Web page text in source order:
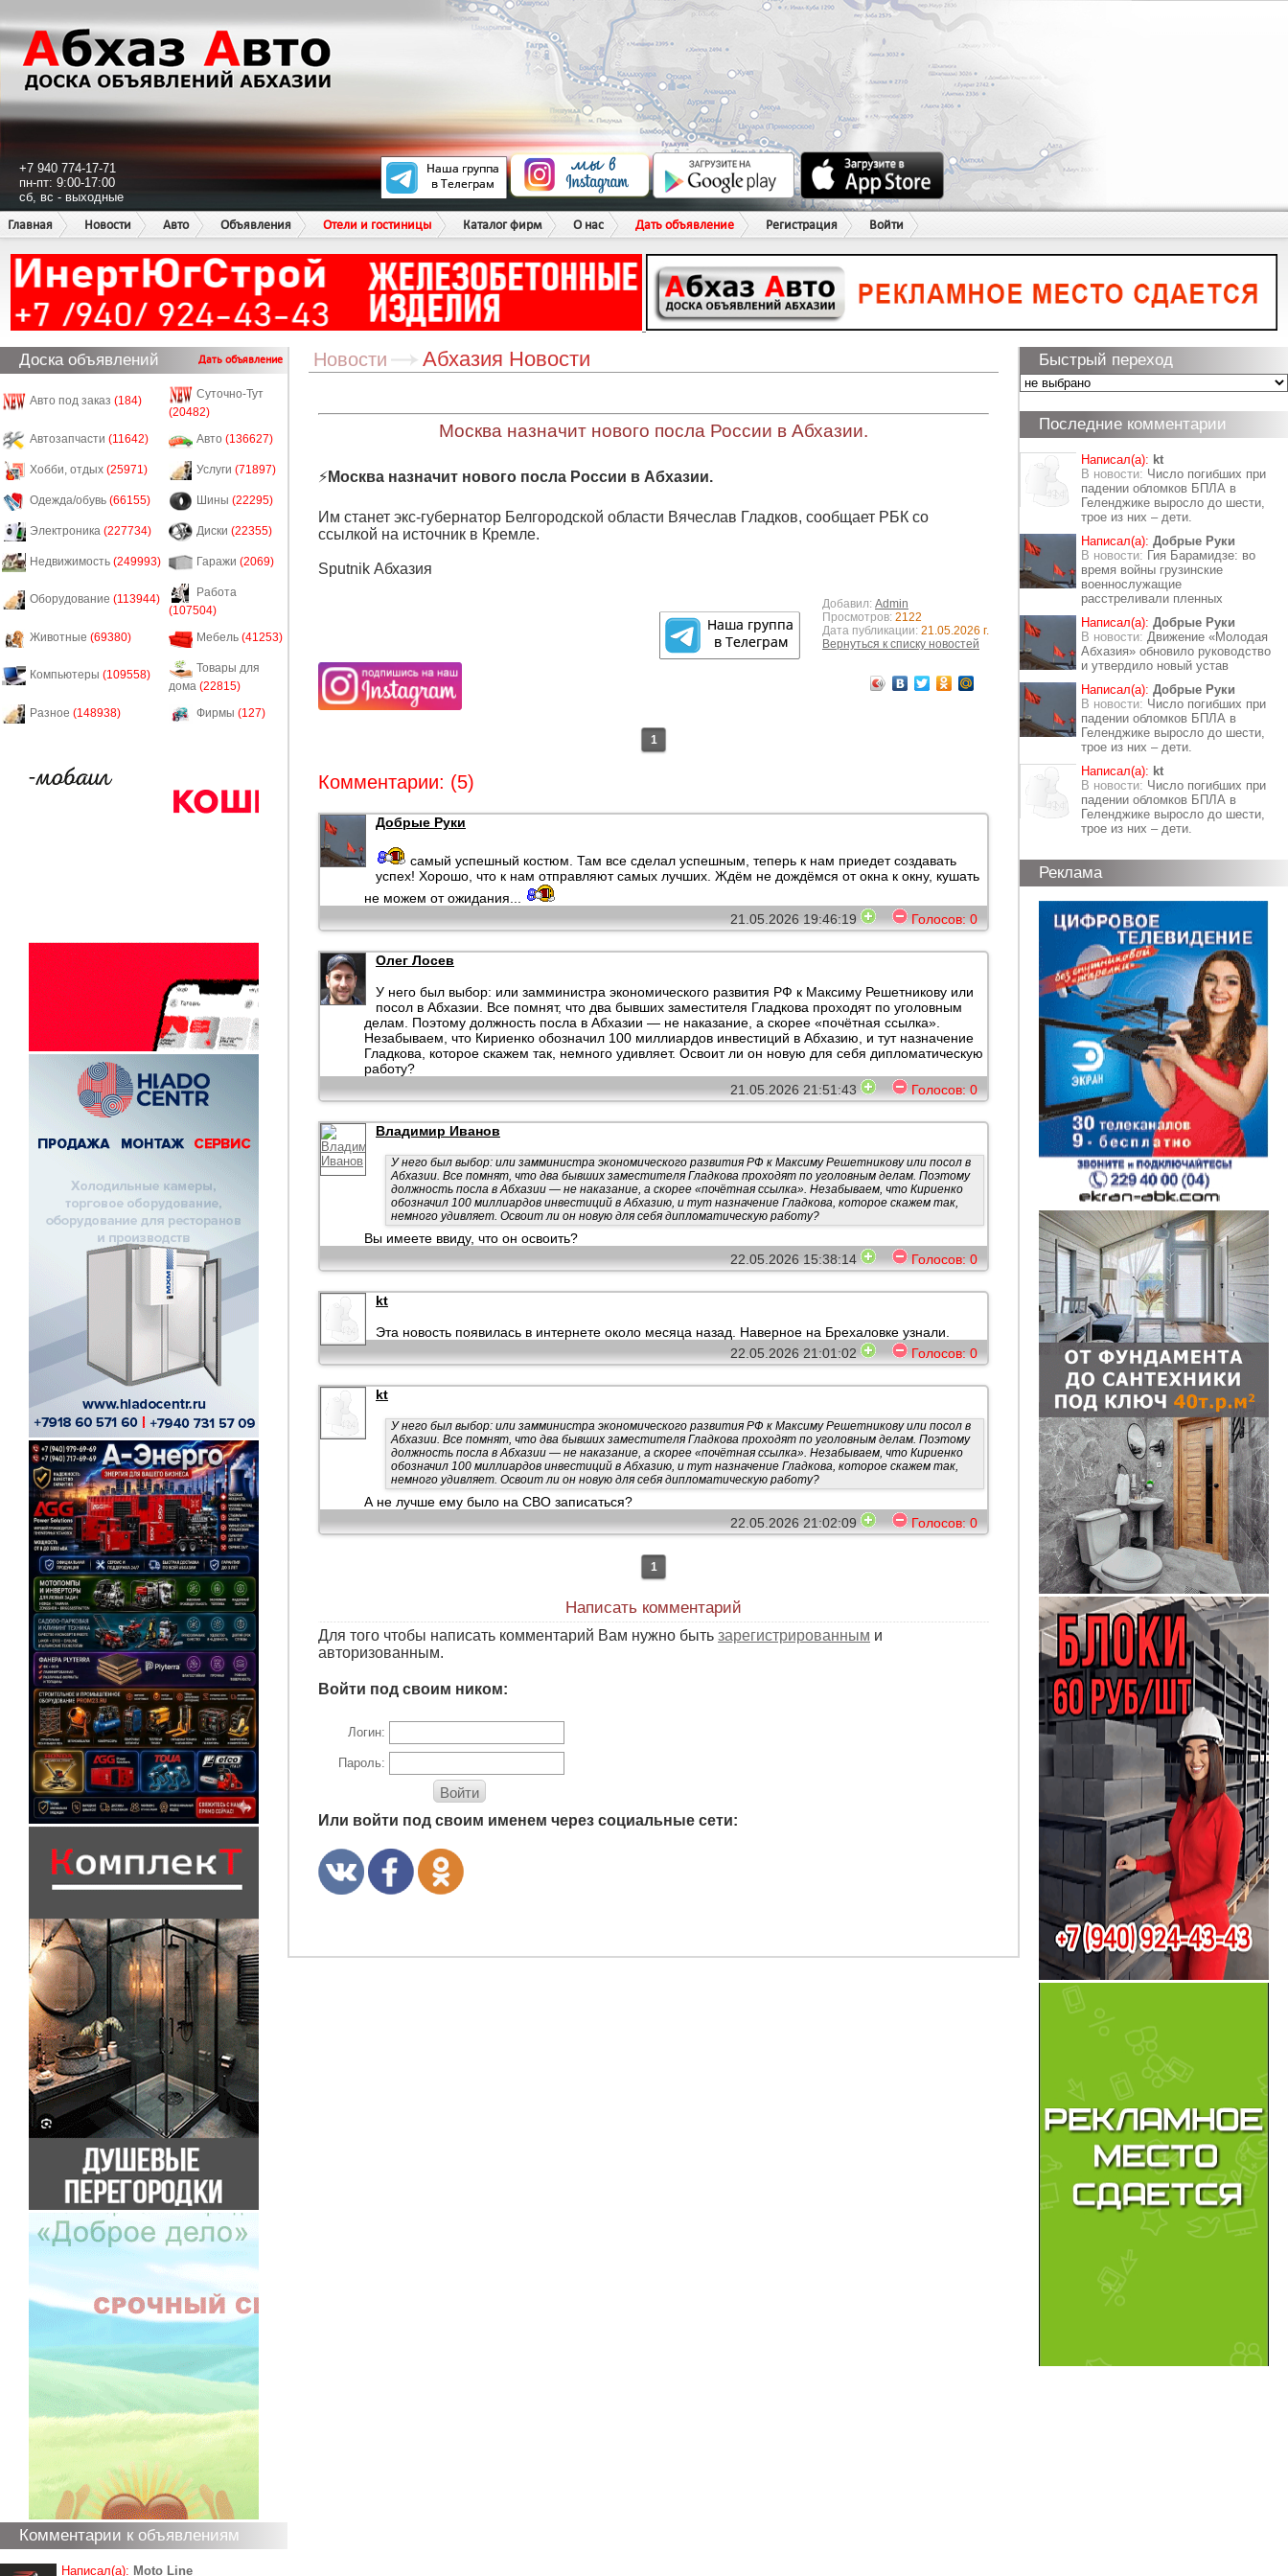
+7 940 774-17-71
пн-пт: 9:00-17:00
сб, вс - выходные
Главная
Новости Авто Объявления Отели и гостиницы Каталог фирм О нас Дать объявление Регистрация Войти
Доска объявлений Дать объявление
Авто под заказ (184)
Суточно-Тут
(20482)
Автозапчасти (11642) Авто (136627)
Хобби, отдых (25971) Услуги (71897)
Одежда/обувь (66155) Шины (22295)
Электроника (227734) Диски (22355)
Недвижимость (249993) Гаражи (2069)
Оборудование (113944)
Работа
(107504)
Животные (69380) Мебель (41253)
Компьютеры (109558)
Товары для
дома (22815)
Разное (148938) Фирмы (127)
Комментарии к объявлениям
Написал(а): Moto Line
Новости Абхазия Новости
Москва назначит нового посла России в Абхазии.
⚡️Москва назначит нового посла России в Абхазии.
Им станет экс-губернатор Белгородской области Вячеслав Гладков, сообщает РБК со
ссылкой на источник в Кремле.
Sputnik Абхазия
Добавил: Admin
Просмотров: 2122
Дата публикации: 21.05.2026 г.
Вернуться к списку новостей
1
Комментарии: (5)
Добрые Руки
самый успешный костюм. Там все сделал успешным, теперь к нам приедет создавать
успех! Хорошо, что к нам отправляют самых лучших. Ждём не дождёмся от окна к окну, кушать
не можем от ожидания...
21.05.2026 19:46:19
Голосов: 0
Олег Лосев
У него был выбор: или замминистра экономического развития РФ к Максиму Решетникову или
посол в Абхазии. Все помнят, что два бывших заместителя Гладкова проходят по уголовным
делам. Поэтому должность посла в Абхазии — не наказание, а скорее «почётная ссылка».
Незабываем, что Кириенко обозначил 100 миллиардов инвестиций в Абхазию, и тут назначение
Гладкова, которое скажем так, немного удивляет. Освоит ли он новую для себя дипломатическую
работу?
21.05.2026 21:51:43
Голосов: 0
Владимир Иванов
У него был выбор: или замминистра экономического развития РФ к Максиму Решетникову или посол в
Абхазии. Все помнят, что два бывших заместителя Гладкова проходят по уголовным делам. Поэтому
должность посла в Абхазии — не наказание, а скорее «почётная ссылка». Незабываем, что Кириенко
обозначил 100 миллиардов инвестиций в Абхазию, и тут назначение Гладкова, которое скажем так,
немного удивляет. Освоит ли он новую для себя дипломатическую работу?
Вы имеете ввиду, что он освоить?
22.05.2026 15:38:14
Голосов: 0
kt
Эта новость появилась в интернете около месяца назад. Наверное на Брехаловке узнали.
22.05.2026 21:01:02
Голосов: 0
kt
У него был выбор: или замминистра экономического развития РФ к Максиму Решетникову или посол в
Абхазии. Все помнят, что два бывших заместителя Гладкова проходят по уголовным делам. Поэтому
должность посла в Абхазии — не наказание, а скорее «почётная ссылка». Незабываем, что Кириенко
обозначил 100 миллиардов инвестиций в Абхазию, и тут назначение Гладкова, которое скажем так,
немного удивляет. Освоит ли он новую для себя дипломатическую работу?
А не лучше ему было на СВО записаться?
22.05.2026 21:02:09
Голосов: 0
1
Написать комментарий
Для того чтобы написать комментарий Вам нужно быть зарегистрированным и
авторизованным.
Войти под своим ником:
Логин:
Пароль:
Войти
Или войти под своим именем через социальные сети:
Быстрый переход
Последние комментарии
Написал(а): kt
В новости: Число погибших при
падении обломков БПЛА в
Геленджике выросло до шести,
трое из них – дети.
Написал(а): Добрые Руки
В новости: Гия Барамидзе: во
время войны грузинские
военнослужащие
расстреливали пленных
Написал(а): Добрые Руки
В новости: Движение «Молодая
Абхазия» обновило руководство
и утвердило новый устав
Написал(а): Добрые Руки
В новости: Число погибших при
падении обломков БПЛА в
Геленджике выросло до шести,
трое из них – дети.
Написал(а): kt
В новости: Число погибших при
падении обломков БПЛА в
Геленджике выросло до шести,
трое из них – дети.
Реклама